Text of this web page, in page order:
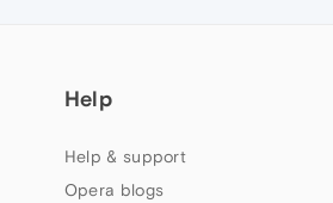
Help
Help & support
Opera blogs